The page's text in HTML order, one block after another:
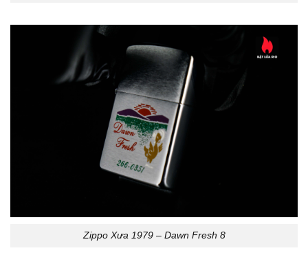
Zippo Xưa 1979 – Dawn Fresh 8